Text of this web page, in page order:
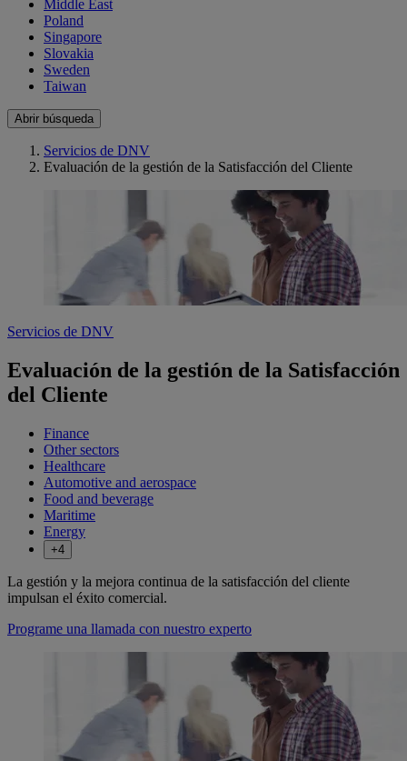
Middle East
Poland
Singapore
Slovakia
Sweden
Taiwan
Abrir búsqueda
Servicios de DNV
Evaluación de la gestión de la Satisfacción del Cliente
Servicios de DNV
Evaluación de la gestión de la Satisfacción
del Cliente
Finance
Other sectors
Healthcare
Automotive and aerospace
Food and beverage
Maritime
Energy
+4
La gestión y la mejora continua de la satisfacción del cliente
impulsan el éxito comercial.
Programe una llamada con nuestro experto